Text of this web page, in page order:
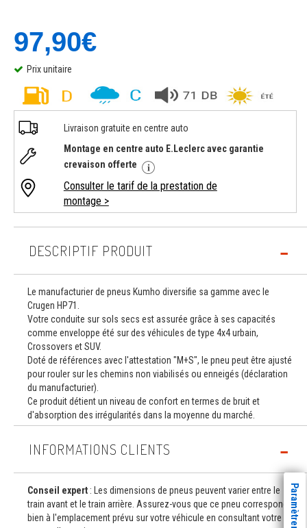
97,90€
Prix unitaire
Livraison gratuite en centre auto
Montage en centre auto E.Leclerc avec garantie
crevaison offerte
Consulter le tarif de la prestation de
montage >
DESCRIPTIF PRODUIT
Le manufacturier de pneus Kumho diversifie sa gamme avec le
Crugen HP71.
Votre conduite sur sols secs est assurée grâce à ses capacités
comme enveloppe été sur des véhicules de type 4x4 urbain,
Crossovers et SUV.
Doté de références avec l'attestation "M+S", le pneu peut être ajusté
pour rouler sur les chemins non viabilisés ou enneigés (déclaration
du manufacturier).
Ce produit détient un niveau de confort en termes de bruit et
d'absorption des irrégularités dans la moyenne du marché.
INFORMATIONS CLIENTS
Conseil expert : Les dimensions de pneus peuvent varier entre le
train avant et le train arrière. Assurez-vous que ce pneu correspond
bien à l'emplacement prévu sur votre véhicule en consultant votre